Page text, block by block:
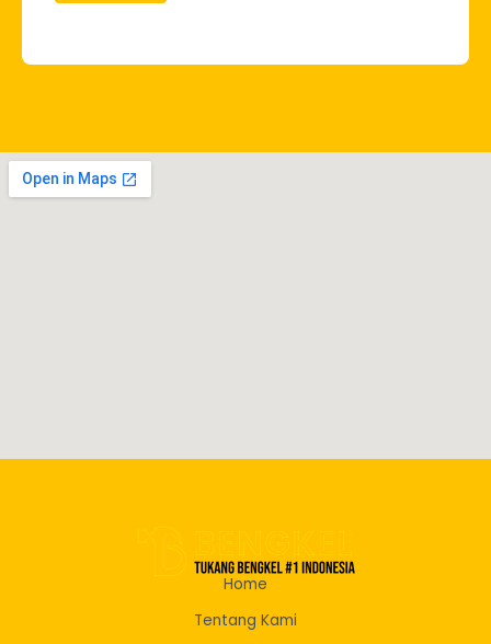
Home
Tentang Kami